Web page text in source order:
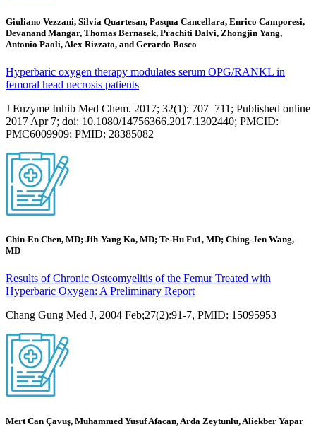
Giuliano Vezzani, Silvia Quartesan, Pasqua Cancellara, Enrico Camporesi,
Devanand Mangar, Thomas Bernasek, Prachiti Dalvi, Zhongjin Yang,
Antonio Paoli, Alex Rizzato, and Gerardo Bosco
Hyperbaric oxygen therapy modulates serum OPG/RANKL in
femoral head necrosis patients
J Enzyme Inhib Med Chem. 2017; 32(1): 707–711; Published online
2017 Apr 7; doi: 10.1080/14756366.2017.1302440; PMCID:
PMC6009909; PMID: 28385082
Chin-En Chen, MD; Jih-Yang Ko, MD; Te-Hu Fu1, MD; Ching-Jen Wang,
MD
Results of Chronic Osteomyelitis of the Femur Treated with
Hyperbaric Oxygen: A Preliminary Report
Chang Gung Med J, 2004 Feb;27(2):91-7, PMID: 15095953
Mert Can Çavuş, Muhammed Yusuf Afacan, Arda Zeytunlu, Aliekber Yapar